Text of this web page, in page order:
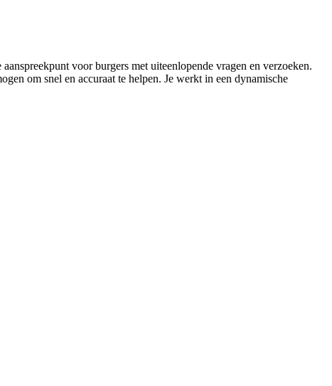
voor burgers met uiteenlopende vragen en verzoeken.
om snel en accuraat te helpen. Je werkt in een dynamische